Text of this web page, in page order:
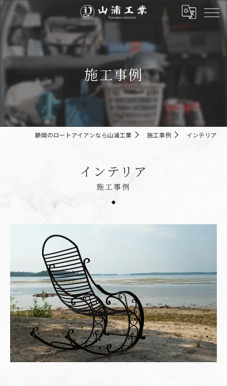
施工事例
静岡のロートアイアンなら山浦工業 施工事例 インテリア
施工事例
インテリア